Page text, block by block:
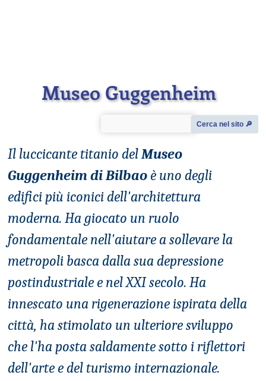
Museo Guggenheim
Cerca nel sito 🔎︎
Il luccicante titanio delMuseo
Guggenheim di Bilbao è uno degli
edifici più iconici dell'architettura
moderna. Ha giocato un ruolo
fondamentale nell'aiutare a sollevare la
metropoli basca dalla sua depressione
postindustriale e nel XXI secolo. Ha
innescato una rigenerazione ispirata della
città, ha stimolato un ulteriore sviluppo
che l'ha posta saldamente sotto i riflettori
dell'arte e del turismo internazionale.